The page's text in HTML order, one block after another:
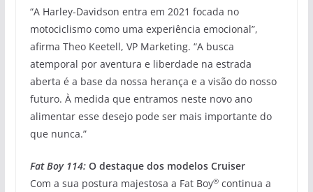
“A Harley-Davidson entra em 2021 focada no
motociclismo como uma experiência emocional”,
afirma Theo Keetell, VP Marketing. “A busca
atemporal por aventura e liberdade na estrada
aberta é a base da nossa herança e a visão do nosso
futuro. À medida que entramos neste novo ano
alimentar esse desejo pode ser mais importante do
que nunca.”
Fat Boy 114: O destaque dos modelos Cruiser
Com a sua postura majestosa a Fat Boy®continua a